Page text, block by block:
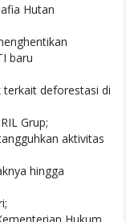
Hutan
baru
terkait deforestasi di
Grup;
aktivitas
hingga
Hukum